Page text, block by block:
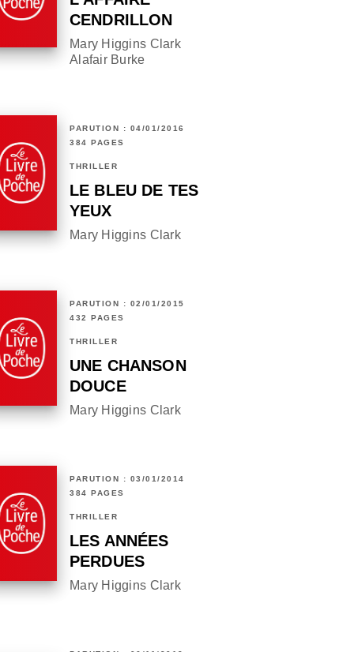
CENDRILLON
Mary Higgins Clark
Alafair Burke
PARUTION : 04/01/2016
384 PAGES
THRILLER
LE BLEU DE TES
YEUX
Mary Higgins Clark
PARUTION : 02/01/2015
432 PAGES
THRILLER
UNE CHANSON
DOUCE
Mary Higgins Clark
PARUTION : 03/01/2014
384 PAGES
THRILLER
LES ANNÉES
PERDUES
Mary Higgins Clark